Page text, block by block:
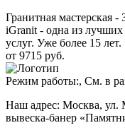
Гранитная мастерская
iGranit - одна из
услуг. Уже более 15 лет.
от 9715 руб.
Режим работы:, См. в
Наш адрес: Москва, ул.
вывеска-банер